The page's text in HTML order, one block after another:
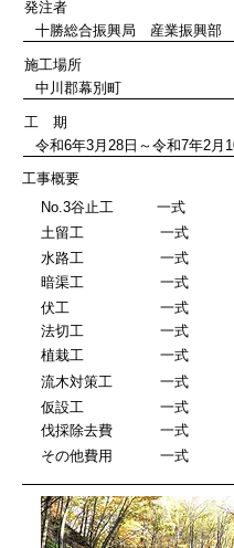
発注者
​十勝総合振興局 産業振興部
施工場所
​中川郡幕別町
工 期
令和6年3月28日～令和7年2月
工事概要
​No.3谷止工 一式
​土留工 一式
​水路工 一式
​暗渠工 一式
​伏工 一式
​法切工 一式
​植栽工 一式
​流木対策工 一式
​仮設工 一式
​伐採除去費 一式
​その他費用 一式